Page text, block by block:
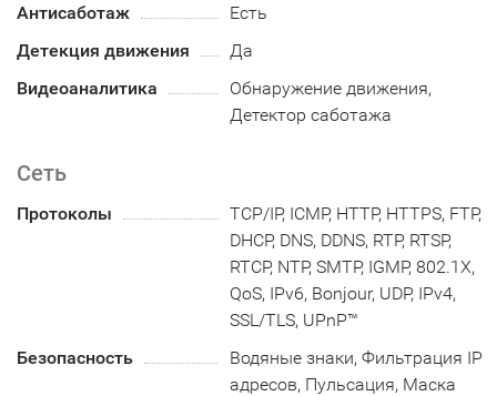
Антисаботаж
Есть
Детекция движения
Да
Видеоаналитика
Обнаружение движения,
Детектор саботажа
Сеть
Протоколы
TCP/IP, ICMP, HTTP, HTTPS, FTP,
DHCP, DNS, DDNS, RTP, RTSP,
RTCP, NTP, SMTP, IGMP, 802.1X,
QoS, IPv6, Bonjour, UDP, IPv4,
SSL/TLS, UPnP™
Безопасность
Водяные знаки, Фильтрация IP
адресов, Пульсация, Маска